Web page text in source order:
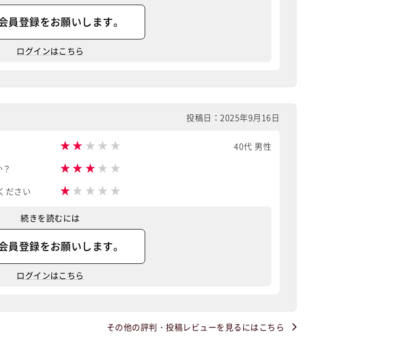
員登録をお願いします。
ログインはこちら
投稿日：2025年9月16日
40代 男性
★ ★ ★ ★ ★
★ ★ ★ ★ ★
ださい ★ ★ ★ ★ ★
続きを読むには
員登録をお願いします。
ログインはこちら
その他の評判・投稿レビューを見るにはこちら